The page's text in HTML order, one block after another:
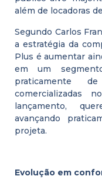
além de locadoras
Segundo Carlos
a estratégia da
Plus é aumentar
em um
praticamente
comercializadas
lançamento,
avançando
projeta.
Evolução em